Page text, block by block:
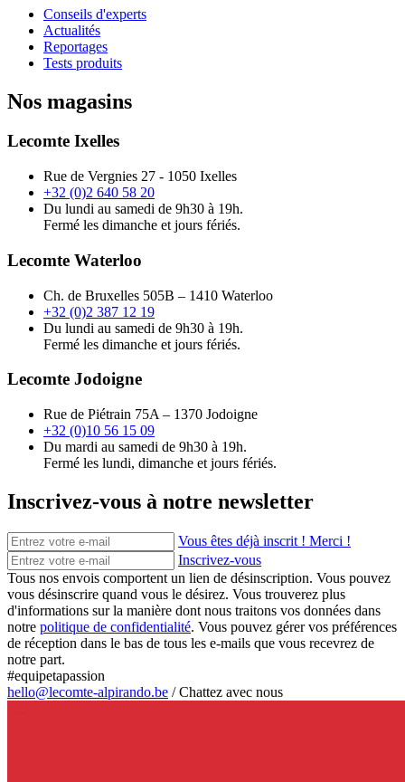
Conseils d'experts
Actualités
Reportages
Tests produits
Nos magasins
Lecomte Ixelles
Rue de Vergnies 27 - 1050 Ixelles
+32 (0)2 640 58 20
Du lundi au samedi de 9h30 à 19h.
Fermé les dimanche et jours fériés.
Lecomte Waterloo
Ch. de Bruxelles 505B – 1410 Waterloo
+32 (0)2 387 12 19
Du lundi au samedi de 9h30 à 19h.
Fermé les dimanche et jours fériés.
Lecomte Jodoigne
Rue de Piétrain 75A – 1370 Jodoigne
+32 (0)10 56 15 09
Du mardi au samedi de 9h30 à 19h.
Fermé les lundi, dimanche et jours fériés.
Inscrivez-vous à notre newsletter
Vous êtes déjà inscrit ! Merci !
Inscrivez-vous
Tous nos envois comportent un lien de désinscription. Vous pouvez
vous désinscrire quand vous le désirez. Vous trouverez plus
d'informations sur la manière dont nous traitons vos données dans
notre politique de confidentialité. Vous pouvez gérer vos préférences
de réception dans le bas de tous les e-mails que vous recevrez de
notre part.
#equipetapassion
hello@lecomte-alpirando.be /Chattez avec nous